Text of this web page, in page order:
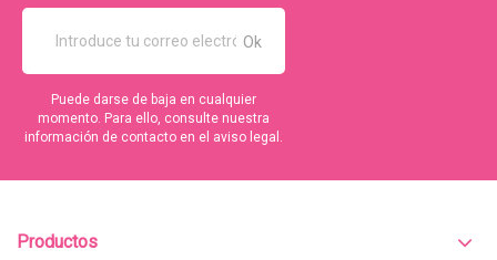
Puede darse de baja en cualquier
momento. Para ello, consulte nuestra
información de contacto en el aviso legal.
Productos